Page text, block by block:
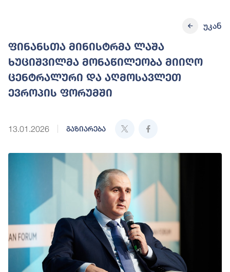
ფინანსთა მინისტრმა ლაშა
ხუციშვილმა მონაწილეობა მიიღო
ცენტრალური და აღმოსავლეთ
ევროპის ფორუმში
13.01.2026 გაზიარება
უკან